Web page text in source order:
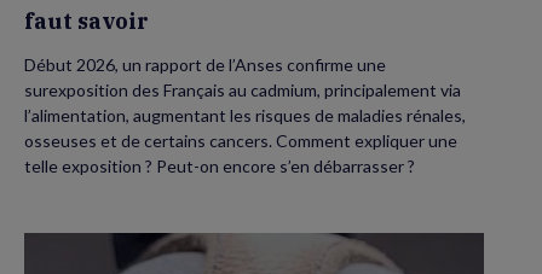
faut savoir
Début 2026, un rapport de l’Anses confirme une
surexposition des Français au cadmium, principalement via
l’alimentation, augmentant les risques de maladies rénales,
osseuses et de certains cancers. Comment expliquer une
telle exposition ? Peut-on encore s’en débarrasser ?